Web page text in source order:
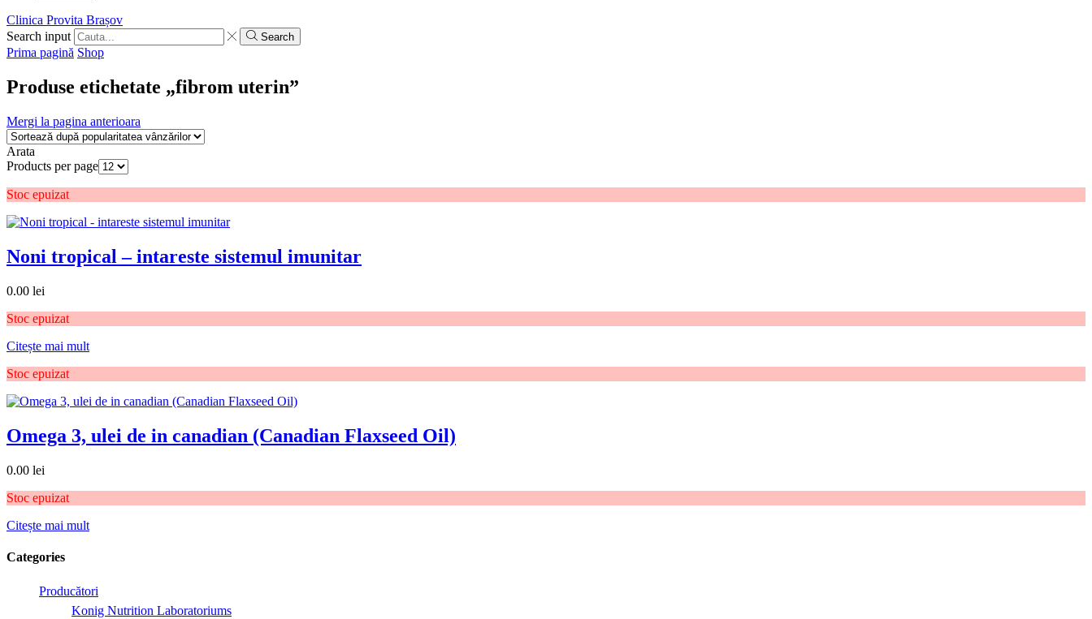
Clinica Provita Brașov
Search input
Search
Prima pagină Shop
Produse etichetate „fibrom uterin”
Mergi la pagina anterioara
Arata
Products per page
Stoc epuizat
Noni tropical – intareste sistemul imunitar
0.00 lei
Stoc epuizat
Citește mai mult
Stoc epuizat
Omega 3, ulei de in canadian (Canadian Flaxseed Oil)
0.00 lei
Stoc epuizat
Citește mai mult
Categories
Producători
Konig Nutrition Laboratoriums